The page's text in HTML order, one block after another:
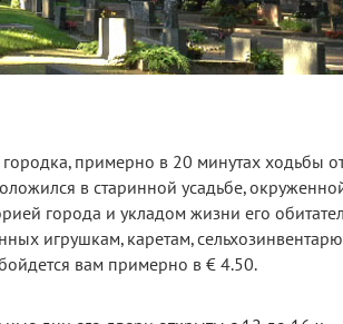
примерно в 20 минутах ходьбы
в старинной усадьбе,
города и укладом жизни его
игрушкам, каретам,
вам примерно в € 4.50.